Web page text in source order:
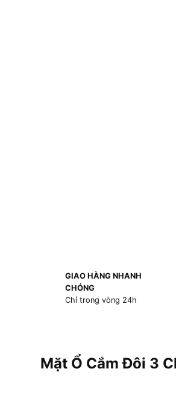
GIAO HÀNG NHANH
CHÓNG
Chỉ trong vòng 24h
Mặt Ổ